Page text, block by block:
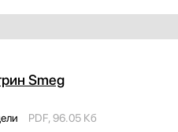
Smeg
PDF, 96.05 Кб